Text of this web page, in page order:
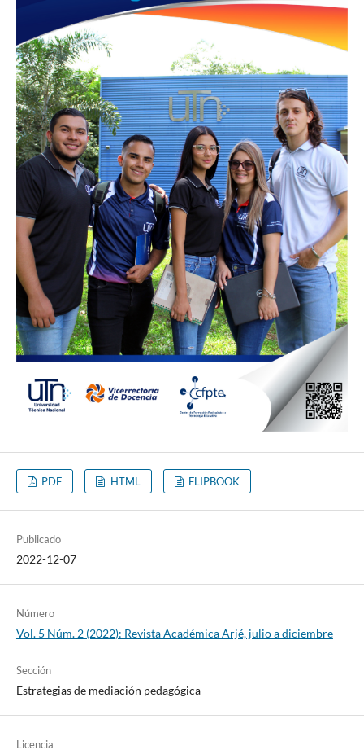
PDF HTML FLIPBOOK
Publicado
2022-12-07
Número
Vol. 5 Núm. 2 (2022): Revista Académica Arjé, julio a diciembre
Sección
Estrategias de mediación pedagógica
Licencia